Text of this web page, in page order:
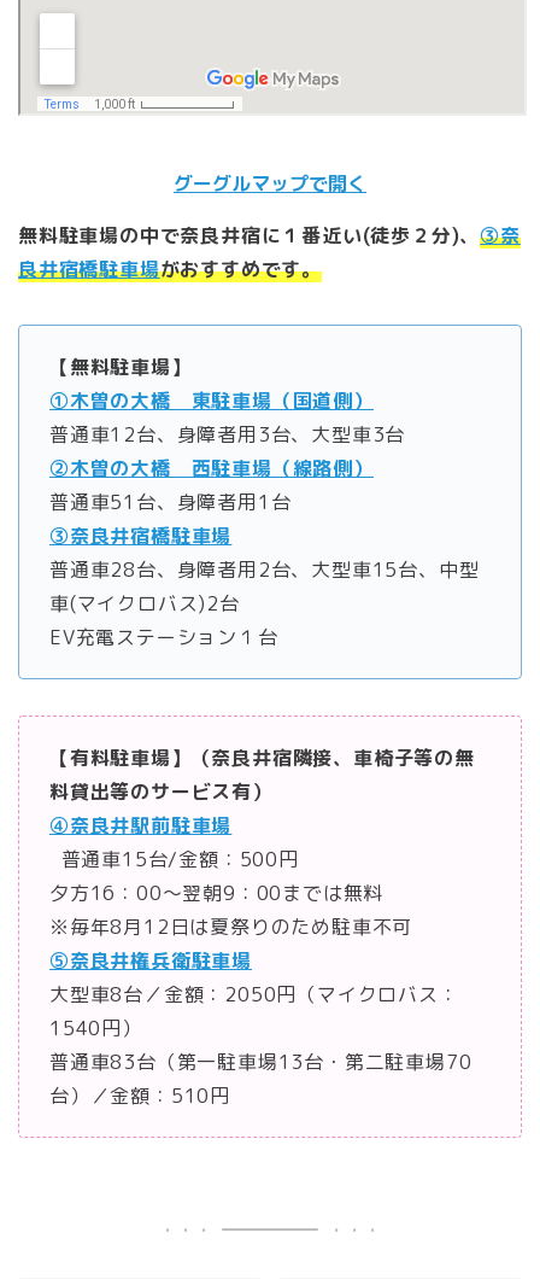
グーグルマップで開く
無料駐車場の中で奈良井宿に１番近い(徒歩２分)、③奈
良井宿橋駐車場がおすすめです。
【無料駐車場】
①木曽の大橋 東駐車場（国道側）
普通車12台、身障者用3台、大型車3台
②木曽の大橋 西駐車場（線路側）
普通車51台、身障者用1台
③奈良井宿橋駐車場
普通車28台、身障者用2台、大型車15台、中型
車(マイクロバス)2台
EV充電ステーション１台
【有料駐車場】（奈良井宿隣接、車椅子等の無
料貸出等のサービス有）
④奈良井駅前駐車場
普通車15台/金額：500円
夕方16：00～翌朝9：00までは無料
※毎年8月12日は夏祭りのため駐車不可
⑤奈良井権兵衛駐車場
大型車8台／金額：2050円（マイクロバス：
1540円）
普通車83台（第一駐車場13台・第二駐車場70
台）／金額：510円